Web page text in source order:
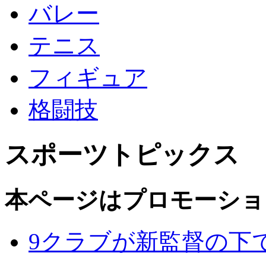
バレー
テニス
フィギュア
格闘技
スポーツトピックス
本ページはプロモーシ
9クラブが新監督の